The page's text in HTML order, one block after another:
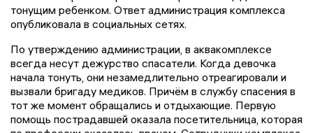
тонущим ребенком. Ответ администрация комплекса
опубликовала в социальных сетях.
По утверждению администрации, в аквакомплексе
всегда несут дежурство спасатели. Когда девочка
начала тонуть, они незамедлительно отреагировали и
вызвали бригаду медиков. Причём в службу спасения в
тот же момент обращались и отдыхающие. Первую
помощь пострадавшей оказала посетительница, которая